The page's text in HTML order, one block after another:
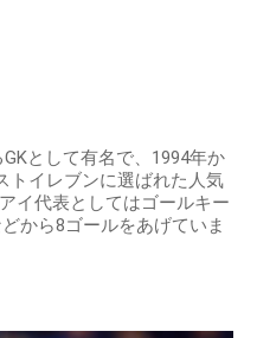
として有名で、1994年か
トイレブンに選ばれた人気
イ代表としてはゴールキー
から8ゴールをあげていま